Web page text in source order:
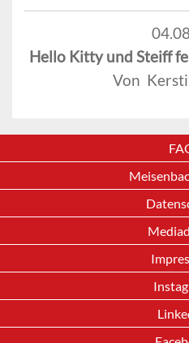
Hello Kitty und Steiff
Von